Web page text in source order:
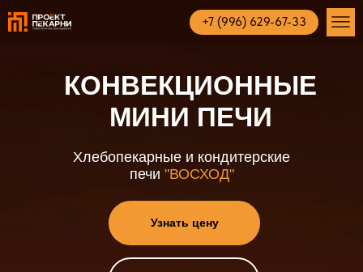
+7 (996) 629-67-33
КОНВЕКЦИОННЫЕ
МИНИ ПЕЧИ
Хлебопекарные и кондитерские
печи "ВОСХОД"
Узнать цену